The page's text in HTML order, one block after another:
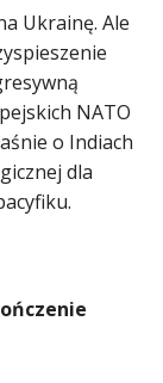
Ukrainę. Ale
NATO
o Indiach
dla